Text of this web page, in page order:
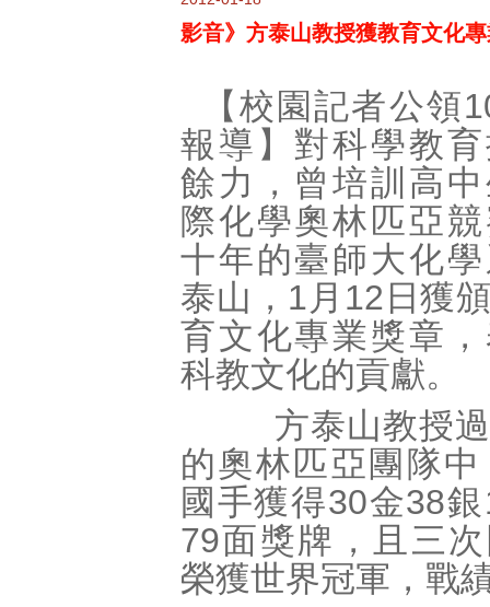
影音》方泰山教授獲教育文化
【校園記者公領
報導】對科學教
餘力，曾培訓高
際化學奧林匹亞
十年的臺師大化
泰山，1月12日獲
育文化專業獎章
科教文化的貢獻。
方泰山教授過
的奧林匹亞團隊
國手獲得30金38
79面獎牌，且三
榮獲世界冠軍，戰